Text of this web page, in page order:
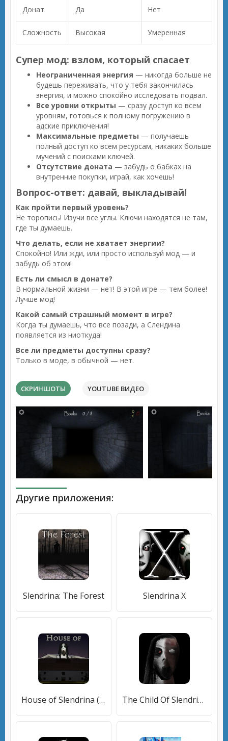
Донат Да Нет
Сложность Высокая Умеренная
Супер мод: взлом, который спасает
Неограниченная энергия — никогда больше не
будешь переживать, что у тебя закончилась
энергия, и можно спокойно исследовать подвал.
Все уровни открыты — сразу доступ ко всем
уровням, готовься к полному погружению в
адские приключения!
Максимальные предметы — получаешь
полный доступ ко всем ресурсам, никаких больше
мучений с поисками ключей.
Отсутствие доната — забудь о бабках на
внутренние покупки, играй, как хочешь!
Вопрос-ответ: давай, выкладывай!
Как пройти первый уровень?
Не торопись! Изучи все углы. Ключи находятся не там,
где ты думаешь.
Что делать, если не хватает энергии?
Спокойно! Или жди, или просто используй мод — и
забудь об этом!
Есть ли смысл в донате?
В нормальной жизни — нет! В этой игре — тем более!
Лучше мод!
Какой самый страшный момент в игре?
Когда ты думаешь, что все позади, а Слендина
появляется из ниоткуда!
Все ли предметы доступны сразу?
Только в моде, в обычной — нет.
СКРИНШОТЫ YOUTUBE ВИДЕО
Другие приложения:
Slendrina: The Forest Slendrina X
House of Slendrina (Free) The Child Of Slendrina